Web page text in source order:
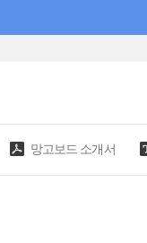
망고보드 소개서